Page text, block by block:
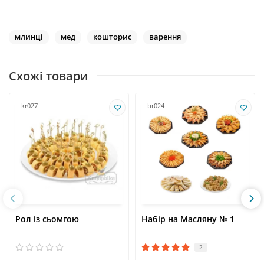
млинці мед кошторис варення
Схожі товари
kr027
Рол із сьомгою
br024
Набір на Масляну № 1
2